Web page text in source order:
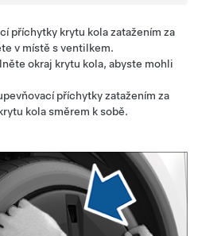
příchytky krytu kola zatažením za
v místě s ventilkem.
okraj krytu kola, abyste mohli
příchytky zatažením za
kola směrem k sobě.